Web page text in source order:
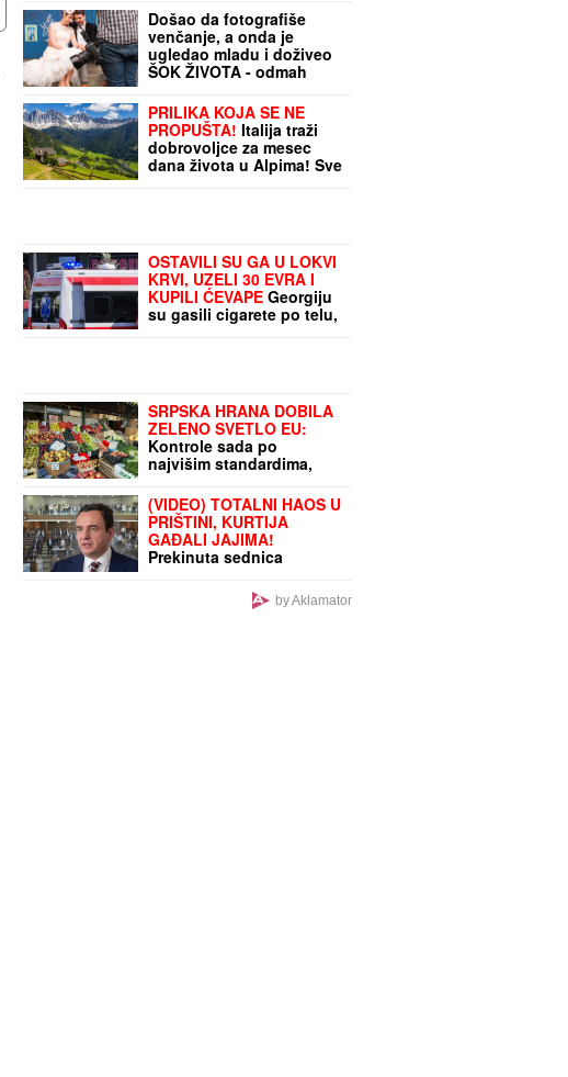
Došao da fotografiše
venčanje, a onda je
ugledao mladu i doživeo
ŠOK ŽIVOTA - odmah
saznao KO JE ONA,
nastao je opšti HAOS
PRILIKA KOJA SE NE
PROPUŠTA! Italija traži
dobrovoljce za mesec
dana života u Alpima! Sve
OSTAVILI SU GA U LOKVI
KRVI, UZELI 30 EVRA I
KUPILI ĆEVAPE Georgiju
su gasili cigarete po telu,
SRPSKA HRANA DOBILA
ZELENO SVETLO EU:
Kontrole sada po
najvišim standardima,
komisija
(VIDEO) TOTALNI HAOS U
PRIŠTINI, KURTIJA
GAĐALI JAJIMA!
Prekinuta sednica
ustali da ga braneby Aklamator